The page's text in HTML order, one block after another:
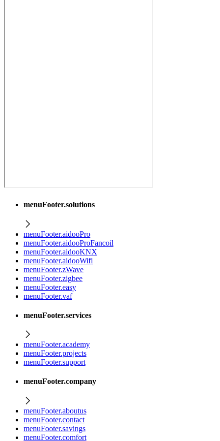
menuFooter.solutions
menuFooter.aidooPro
menuFooter.aidooProFancoil
menuFooter.aidooKNX
menuFooter.aidooWifi
menuFooter.zWave
menuFooter.zigbee
menuFooter.easy
menuFooter.vaf
menuFooter.services
menuFooter.academy
menuFooter.projects
menuFooter.support
menuFooter.company
menuFooter.aboutus
menuFooter.contact
menuFooter.savings
menuFooter.comfort